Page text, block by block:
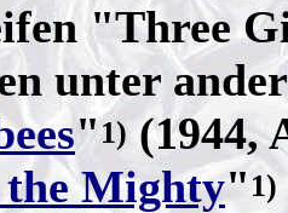
"Three
unter
"1)(1944,
the Mighty" 1)